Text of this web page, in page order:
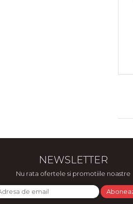
NEWSLETTER
Nu rata ofertele si promotiile noastre